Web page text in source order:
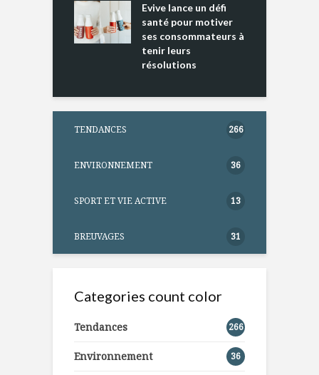
Evive lance un défi
santé pour motiver
ses consommateurs à
tenir leurs
résolutions
TENDANCES 266
ENVIRONNEMENT 36
SPORT ET VIE ACTIVE 13
BREUVAGES 31
Categories count color
Tendances 266
Environnement 36